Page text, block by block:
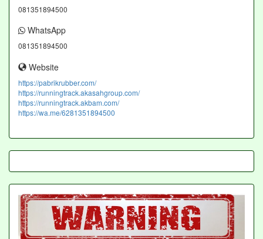
081351894500
WhatsApp
081351894500
Website
https://pabrikrubber.com/
https://runningtrack.akasahgroup.com/
https://runningtrack.akbam.com/
https://wa.me/6281351894500